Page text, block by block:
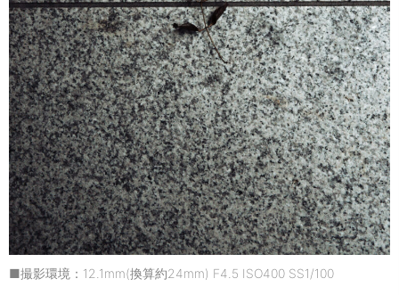
■撮影環境：12.1mm(換算約24mm) F4.5 ISO400 SS1/100